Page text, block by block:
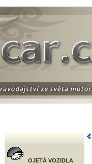
OJETÁ VOZIDLA